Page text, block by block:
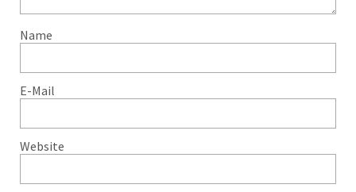
Name
E-Mail
Website